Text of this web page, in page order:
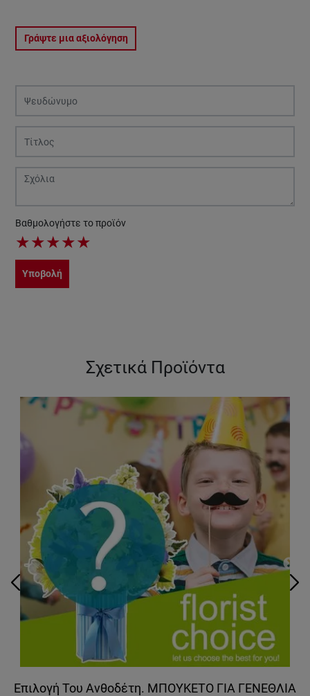
Γράψτε μια αξιολόγηση
Βαθμολογήστε το προϊόν
★★★★★
Υποβολή
Σχετικά Προϊόντα
Επιλογή Του Ανθοδέτη. ΜΠΟΥΚΕΤΟ ΓΙΑ ΓΕΝΕΘΛΙΑ